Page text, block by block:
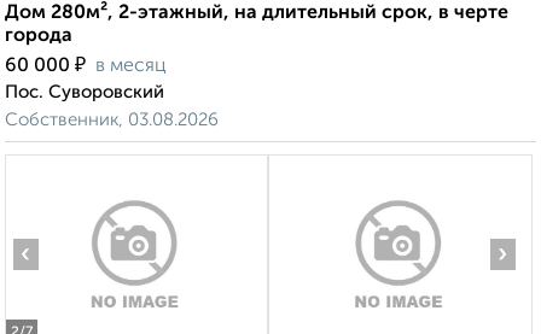
Дом 280м², 2-этажный, на длительный срок, в черте
города
60 000 ₽ в месяц
Пос. Суворовский
Собственник, 03.08.2026
‹ ›